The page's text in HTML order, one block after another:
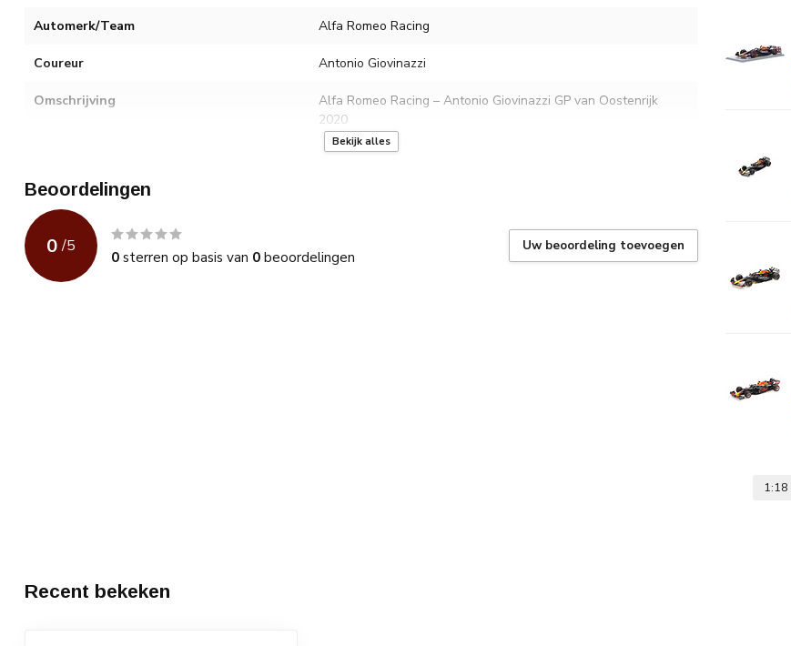
Automerk/Team Alfa Romeo Racing
Coureur Antonio Giovinazzi
Omschrijving
Alfa Romeo Racing – Antonio Giovinazzi GP van Oostenrijk
2020
Bekijk alles
Beoordelingen
0 /5
0sterren op basis van 0beoordelingen
Uw beoordeling toevoegen
1:18
Recent bekeken